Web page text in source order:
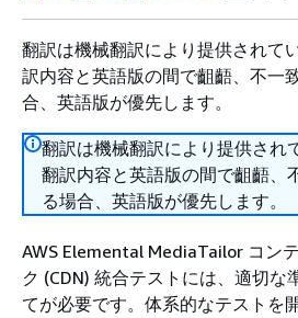
翻訳は機械翻訳により提供されて
訳内容と英語版の間で齟齬、不一
合、英語版が優先します。
翻訳は機械翻訳により提供され
翻訳内容と英語版の間で齟齬、
る場合、英語版が優先します。
AWS Elemental MediaTailor コン
ク (CDN) 統合テストには、適切な
てが必要です。体系的なテストを